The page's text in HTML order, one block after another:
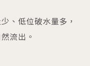
、低位破水量多，
流出。